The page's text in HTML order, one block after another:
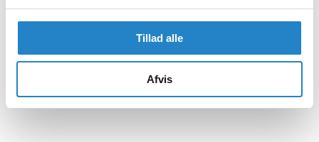
Tillad alle
Afvis